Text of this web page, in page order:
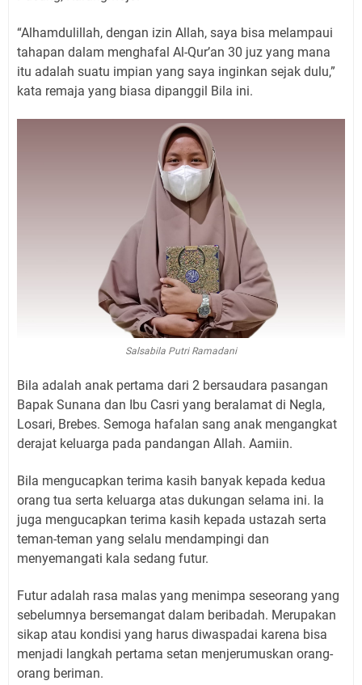
“Alhamdulillah, dengan izin Allah, saya bisa melampaui
tahapan dalam menghafal Al-Qur’an 30 juz yang mana
itu adalah suatu impian yang saya inginkan sejak dulu,”
kata remaja yang biasa dipanggil Bila ini.
Salsabila Putri Ramadani
Bila adalah anak pertama dari 2 bersaudara pasangan
Bapak Sunana dan Ibu Casri yang beralamat di Negla,
Losari, Brebes. Semoga hafalan sang anak mengangkat
derajat keluarga pada pandangan Allah. Aamiin.
Bila mengucapkan terima kasih banyak kepada kedua
orang tua serta keluarga atas dukungan selama ini. Ia
juga mengucapkan terima kasih kepada ustazah serta
teman-teman yang selalu mendampingi dan
menyemangati kala sedang futur.
Futur adalah rasa malas yang menimpa seseorang yang
sebelumnya bersemangat dalam beribadah. Merupakan
sikap atau kondisi yang harus diwaspadai karena bisa
menjadi langkah pertama setan menjerumuskan orang-
orang beriman.